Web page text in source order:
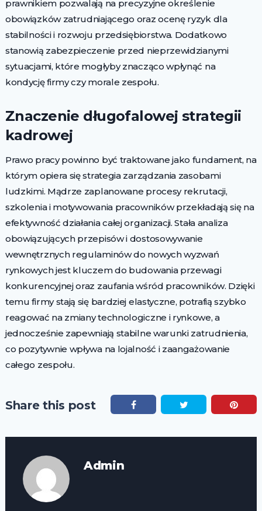
prawnikiem pozwalają na precyzyjne określenie
obowiązków zatrudniającego oraz ocenę ryzyk dla
stabilności i rozwoju przedsiębiorstwa. Dodatkowo
stanowią zabezpieczenie przed nieprzewidzianymi
sytuacjami, które mogłyby znacząco wpłynąć na
kondycję firmy czy morale zespołu.
Znaczenie długofalowej strategii
kadrowej
Prawo pracy powinno być traktowane jako fundament, na
którym opiera się strategia zarządzania zasobami
ludzkimi. Mądrze zaplanowane procesy rekrutacji,
szkolenia i motywowania pracowników przekładają się na
efektywność działania całej organizacji. Stała analiza
obowiązujących przepisów i dostosowywanie
wewnętrznych regulaminów do nowych wyzwań
rynkowych jest kluczem do budowania przewagi
konkurencyjnej oraz zaufania wśród pracowników. Dzięki
temu firmy stają się bardziej elastyczne, potrafią szybko
reagować na zmiany technologiczne i rynkowe, a
jednocześnie zapewniają stabilne warunki zatrudnienia,
co pozytywnie wpływa na lojalność i zaangażowanie
całego zespołu.
Share this post
Admin